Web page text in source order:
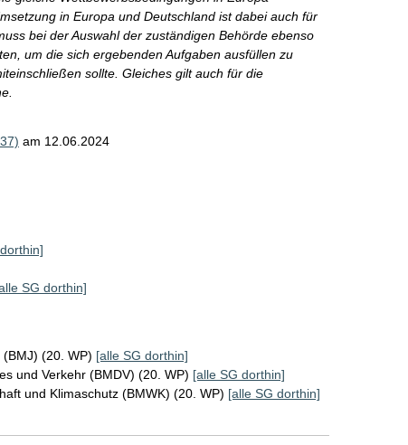
in Europa und Deutschland ist dabei auch für
bei der Auswahl der zuständigen Behörde ebenso
um die sich ergebenden Aufgaben ausfüllen zu
sollte. Gleiches gilt auch für die
am 12.06.2024
SG dorthin]
(20. WP) [alle SG dorthin]
und Verkehr (BMDV) (20. WP) [alle SG dorthin]
und Klimaschutz (BMWK) (20. WP) [alle SG dorthin]